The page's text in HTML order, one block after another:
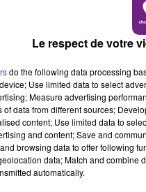
10h00 -
LE TICKET
Le respect de votre
do the following data processing
Use limited data to select
Measure advertising
of data from different sources;
content; Use limited data to
and content; Save and
browsing data to offer following
data; Match and combine
automatically.